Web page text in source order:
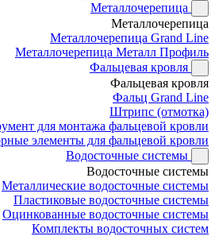
Металлочерепица
Металлочерепица
Металлочерепица Grand Line
Металлочерепица Металл Профиль
Фальцевая кровля
Фальцевая кровля
Фальц Grand Line
Штрипс (отмотка)
для монтажа фальцевой кровли
элементы для фальцевой кровли
Водосточные системы
Водосточные системы
Металлические водосточные системы
Пластиковые водосточные системы
Оцинкованные водосточные системы
Комплекты водосточных систем